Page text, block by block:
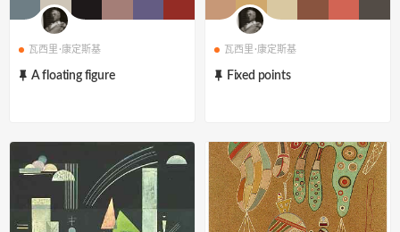
瓦西里·康定斯基
A floating figure
瓦西里·康定斯基
Fixed points